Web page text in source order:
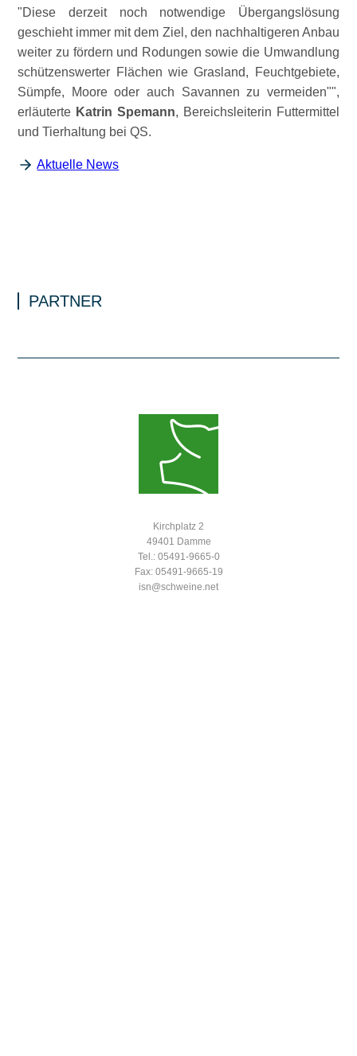
Diese derzeit noch notwendige Übergangslösung
geschieht immer mit dem Ziel, den nachhaltigeren Anbau
weiter zu fördern und Rodungen sowie die Umwandlung
schützenswerter Flächen wie Grasland, Feuchtgebiete,
Sümpfe, Moore oder auch Savannen zu vermeiden ",
erläuterte Katrin Spemann, Bereichsleiterin Futtermittel
und Tierhaltung bei QS.
Aktuelle News
PARTNER
Kirchplatz 2
49401 Damme
Tel.: 05491-9665-0
Fax: 05491-9665-19
isn@schweine.net